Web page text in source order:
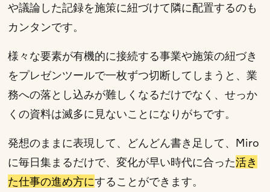
や議論した記録を施策に紐づけて隣に配置するのも
カンタンです。
様々な要素が有機的に接続する事業や施策の紐づき
をプレゼンツールで一枚ずつ切断してしまうと、業
務への落とし込みが難しくなるだけでなく、せっか
くの資料は滅多に見ないことになりがちです。
発想のままに表現して、どんどん書き足して、Miro
に毎日集まるだけで、変化が早い時代に合った活き
た仕事の進め方にすることができます。